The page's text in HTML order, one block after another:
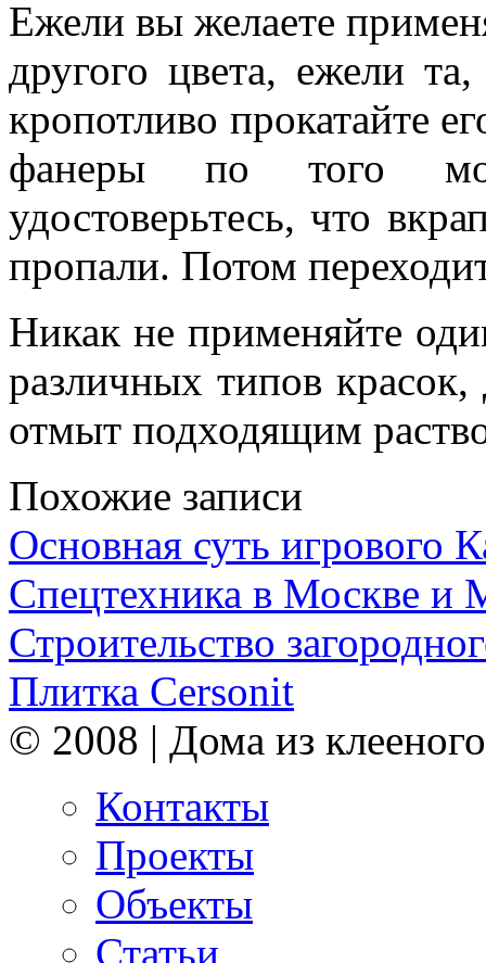
Ежели вы желаете
другого цвета, ежели
кропотливо прокатайте
фанеры по того
удостоверьтесь, что
пропали. Потом
Никак не применяйте
различных типов
отмыт подходящим
Похожие записи
Основная суть игрового
Спецтехника в Москве и
Строительство
Плитка Cersonit
© 2008 | Дома из
Контакты
Проекты
Объекты
Статьи